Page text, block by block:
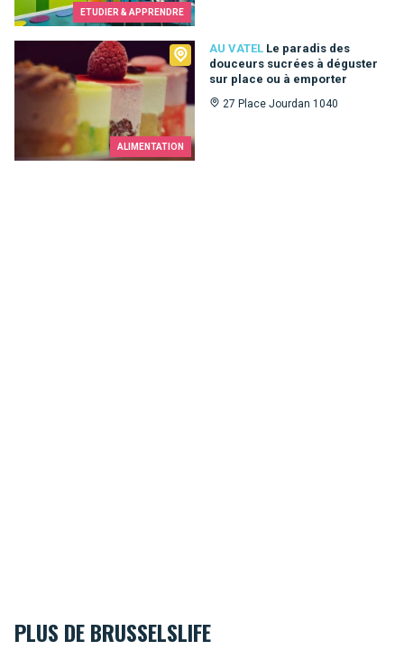
ETUDIER & APPRENDRE
ALIMENTATION
AU VATEL Le paradis des
douceurs sucrées à déguster
sur place ou à emporter
27 Place Jourdan 1040
PLUS DE BRUSSELSLIFE